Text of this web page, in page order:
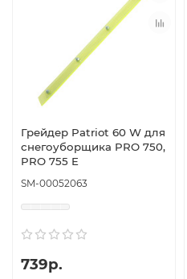
Грейдер Patriot 60 W для
снегоуборщика PRO 750,
PRO 755 E
SM-00052063
739р.